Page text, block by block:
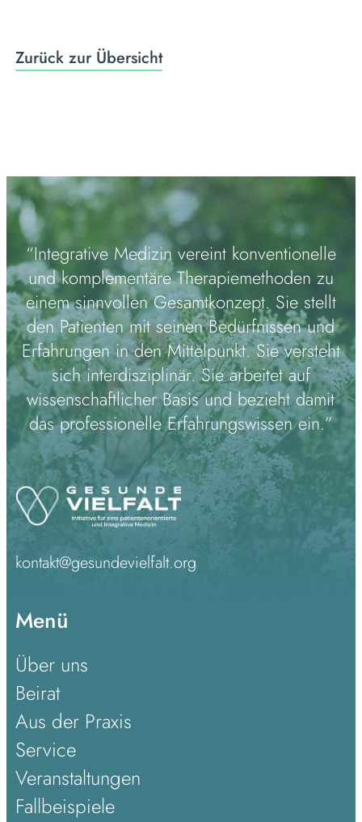
Zurück zur Übersicht
“Integrative Medizin vereint konventionelle
und komplementäre Therapiemethoden zu
einem sinnvollen Gesamtkonzept. Sie stellt
den Patienten mit seinen Bedürfnissen und
Erfahrungen in den Mittelpunkt. Sie versteht
sich interdisziplinär. Sie arbeitet auf
wissenschaftlicher Basis und bezieht damit
das professionelle Erfahrungswissen ein.”
kontakt@gesundevielfalt.org
Menü
Über uns
Beirat
Aus der Praxis
Service
Veranstaltungen
Fallbeispiele